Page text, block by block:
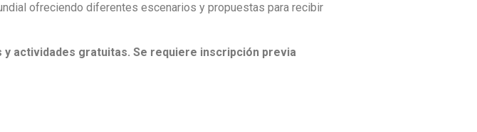
ofreciendo diferentes escenarios y propuestas para recibir
y actividades gratuitas. Se requiere inscripción previa